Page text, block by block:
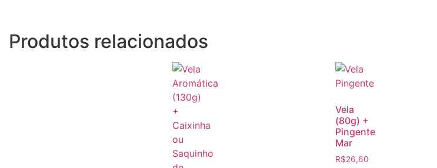
Produtos relacionados
Vela
(80g) +
Pingente
Mar
R$26,60